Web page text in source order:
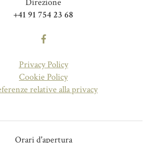
+41 91 754 23 68
Privacy Policy
Cookie Policy
relative alla privacy
Orari d'apertura